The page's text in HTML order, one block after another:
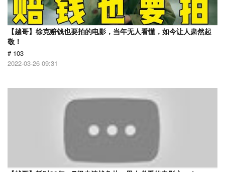
【越哥】徐克赔钱也要拍的电影，当年无人看懂，如今让人肃然起
敬！
# 103
2022-03-26 09:31